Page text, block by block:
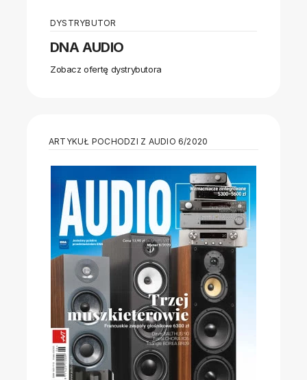
DYSTRYBUTOR
DNA AUDIO
Zobacz ofertę dystrybutora
ARTYKUŁ POCHODZI Z AUDIO 6/2020